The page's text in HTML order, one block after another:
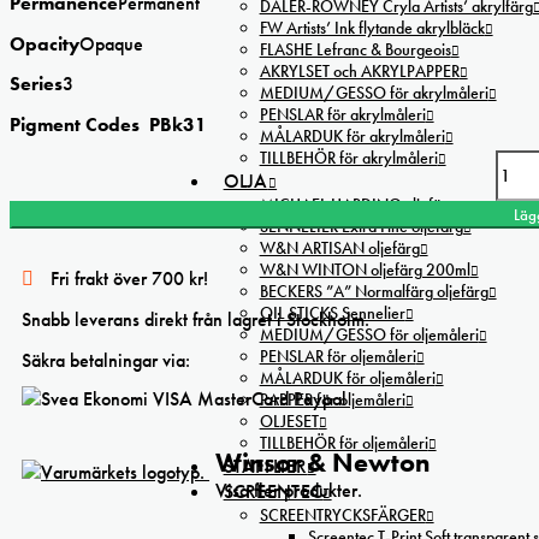
DALER-ROWNEY Cryla Artists’ akrylfärg
FW Artists’ Ink flytande akrylbläck
FLASHE Lefranc & Bourgeois
AKRYLSET och AKRYLPAPPER
MEDIUM/GESSO för akrylmåleri
PENSLAR för akrylmåleri
MÅLARDUK för akrylmåleri
TILLBEHÖR för akrylmåleri
OLJA
MICHAEL HARDING oljefärg
SENNELIER Extra Fine oljefärg
W&N ARTISAN oljefärg
W&N WINTON oljefärg 200ml
BECKERS ”A” Normalfärg oljefärg
OIL STICKS Sennelier
MEDIUM/GESSO för oljemåleri
PENSLAR för oljemåleri
MÅLARDUK för oljemåleri
PAPPER för oljemåleri
OLJESET
TILLBEHÖR för oljemåleri
STAFFLIER
SCREENTEC
SCREENTRYCKSFÄRGER
OpacityOpaque
Series3
Pigment Codes PBk31
Winsor & Newton Perylene Black Designers Gouache mängd
Fri frakt över 700 kr!
Snabb leverans direkt från lagret i Stockholm.
Säkra betalningar via:
Winsor & Newton
Visa fler produkter.